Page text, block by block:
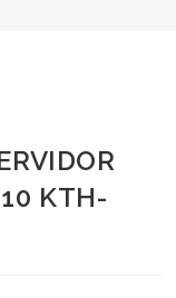
KTH-